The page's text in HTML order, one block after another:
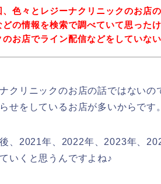
、色々とレジーナクリニックのお店
どの情報を検索で調べていて思った
のお店でライン配信などをしていない
クリニックのお店の話ではない
せをしているお店が多いからです。
、2021年、2022年、2023年、
いくと思うんですよね♪